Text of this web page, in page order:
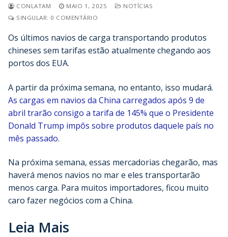
CONLATAM MAIO 1, 2025
NOTÍCIAS
SINGULAR: 0 COMENTÁRIO
Os últimos navios de carga transportando produtos
chineses sem tarifas estão atualmente chegando aos
portos dos EUA.
A partir da próxima semana, no entanto, isso mudará.
As cargas em navios da China carregados após 9 de
abril trarão consigo a tarifa de 145% que o Presidente
Donald Trump impôs sobre produtos daquele país no
mês passado.
Na próxima semana, essas mercadorias chegarão, mas
haverá menos navios no mar e eles transportarão
menos carga. Para muitos importadores, ficou muito
caro fazer negócios com a China.
Leia Mais